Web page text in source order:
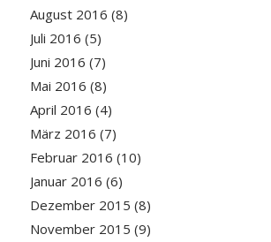
August 2016 (8)
Juli 2016 (5)
Juni 2016 (7)
Mai 2016 (8)
April 2016 (4)
März 2016 (7)
Februar 2016 (10)
Januar 2016 (6)
Dezember 2015 (8)
November 2015 (9)